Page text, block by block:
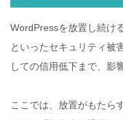
WordPressを放置し続け
といったセキュリティ被
しての信用低下まで、影
ここでは、放置がもたら